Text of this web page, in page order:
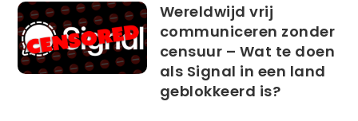
Wereldwijd vrij
communiceren zonder
censuur – Wat te doen
als Signal in een land
geblokkeerd is?